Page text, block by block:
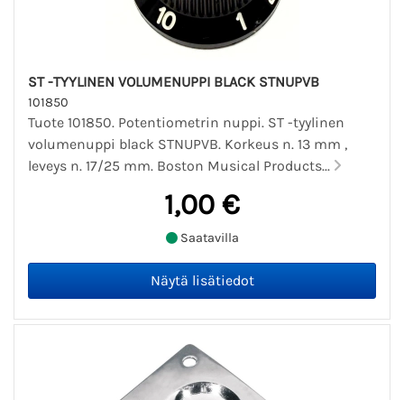
ST -TYYLINEN VOLUMENUPPI BLACK STNUPVB
101850
Tuote 101850. Potentiometrin nuppi. ST -tyylinen
volumenuppi black STNUPVB. Korkeus n. 13 mm ,
leveys n. 17/25 mm. Boston Musical Products...
1,00 €
Saatavilla